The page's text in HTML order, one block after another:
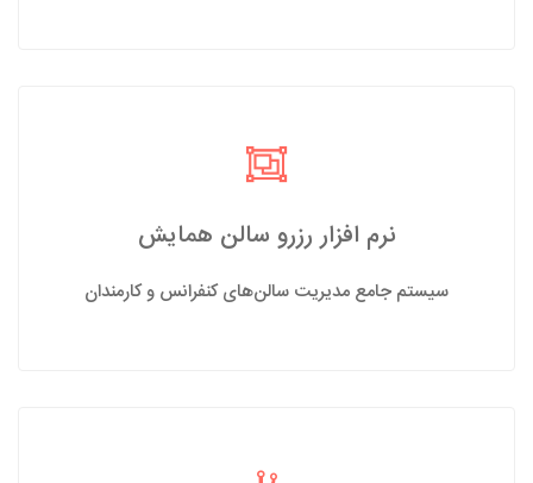
نرم افزار رزرو سالن همایش
سیستم جامع مدیریت سالن‌های کنفرانس و کارمندان